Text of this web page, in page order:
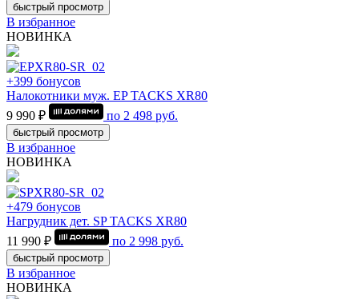
быстрый просмотр
В избранное
НОВИНКА
+399 бонусов
Налокотники муж. EP TACKS XR80
9 990 ₽
по 2 498 руб.
быстрый просмотр
В избранное
НОВИНКА
+479 бонусов
Нагрудник дет. SP TACKS XR80
11 990 ₽
по 2 998 руб.
быстрый просмотр
В избранное
НОВИНКА